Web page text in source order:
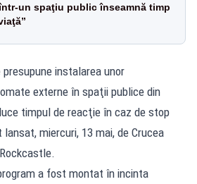
un spaţiu public înseamnă timp
instalarea unor
externe în spaţii publice din
timpul de reacţie în caz de stop
miercuri, 13 mai, de Crucea
a fost montat în incinta